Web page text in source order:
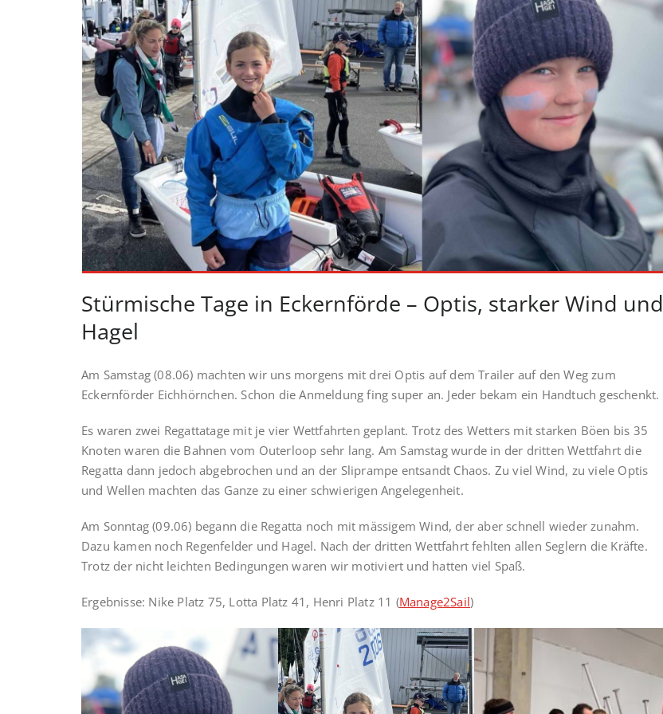
Stürmische Tage in Eckernförde – Optis, starker Wind und
Hagel
Am Samstag (08.06) machten wir uns morgens mit drei Optis auf dem Trailer auf den Weg zum
Eckernförder Eichhörnchen. Schon die Anmeldung fing super an. Jeder bekam ein Handtuch geschenkt.
Es waren zwei Regattatage mit je vier Wettfahrten geplant. Trotz des Wetters mit starken Böen bis 35
Knoten waren die Bahnen vom Outerloop sehr lang. Am Samstag wurde in der dritten Wettfahrt die
Regatta dann jedoch abgebrochen und an der Sliprampe entsandt Chaos. Zu viel Wind, zu viele Optis
und Wellen machten das Ganze zu einer schwierigen Angelegenheit.
Am Sonntag (09.06) begann die Regatta noch mit mässigem Wind, der aber schnell wieder zunahm.
Dazu kamen noch Regenfelder und Hagel. Nach der dritten Wettfahrt fehlten allen Seglern die Kräfte.
Trotz der nicht leichten Bedingungen waren wir motiviert und hatten viel Spaß.
Ergebnisse: Nike Platz 75, Lotta Platz 41, Henri Platz 11 (Manage2Sail)